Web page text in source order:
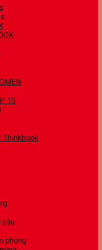
15
Thinkbook
cầu
phòng